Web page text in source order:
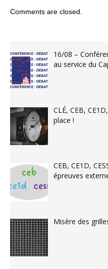
Comments are closed.
16/08 –
au service du
CLÉ, CEB,
place !
CEB, CE1D,
épreuves
Misère des